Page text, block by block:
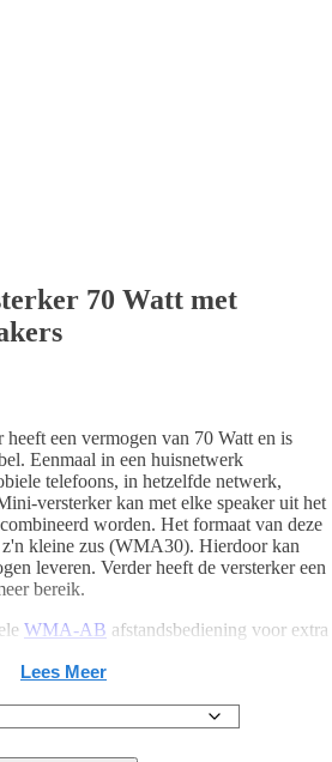
70 Watt met
een vermogen van 70 Watt en is
Eenmaal in een huisnetwerk
telefoons, in hetzelfde netwerk,
versterker kan met elke speaker uit het
worden. Het formaat van deze
z'n kleine zus (WMA30). Hierdoor kan
leveren. Verder heeft de versterker een
bereik.
WMA-AB afstandsbediening voor extra
Lees Meer